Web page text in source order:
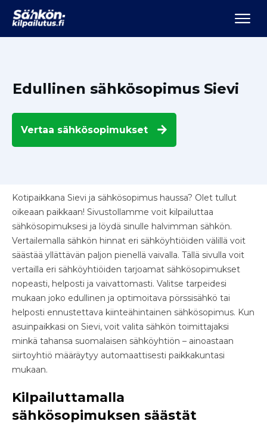
Edullinen sähkösopimus Sievi
Vertaa sähkösopimukset
Kotipaikkana Sievi ja sähkösopimus haussa? Olet tullut
oikeaan paikkaan! Sivustollamme voit kilpailuttaa
sähkösopimuksesi ja löydä sinulle halvimman sähkön.
Vertailemalla sähkön hinnat eri sähköyhtiöiden välillä voit
säästää yllättävän paljon pienellä vaivalla. Tällä sivulla voit
vertailla eri sähköyhtiöiden tarjoamat sähkösopimukset
nopeasti, helposti ja vaivattomasti. Valitse tarpeidesi
mukaan joko edullinen ja optimoitava pörssisähkö tai
helposti ennustettava kiinteähintainen sähkösopimus. Kun
asuinpaikkasi on Sievi, voit valita sähkön toimittajaksi
minkä tahansa suomalaisen sähköyhtiön – ainoastaan
siirtoyhtiö määräytyy automaattisesti paikkakuntasi
mukaan.
Kilpailuttamalla
sähkösopimuksen säästät